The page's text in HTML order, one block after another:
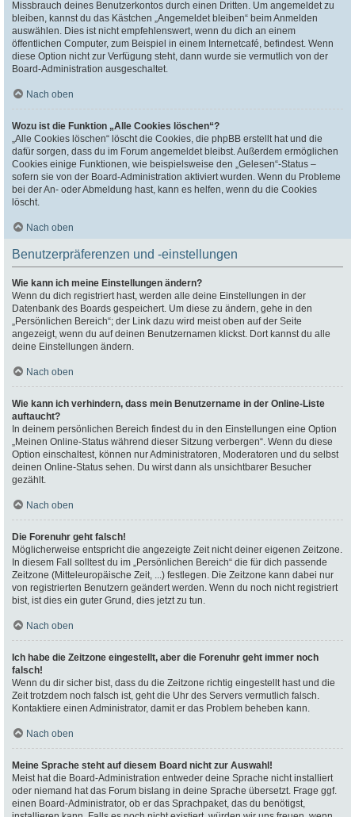
Missbrauch deines Benutzerkontos durch einen Dritten. Um angemeldet zu
bleiben, kannst du das Kästchen „Angemeldet bleiben“ beim Anmelden
auswählen. Dies ist nicht empfehlenswert, wenn du dich an einem
öffentlichen Computer, zum Beispiel in einem Internetcafé, befindest. Wenn
diese Option nicht zur Verfügung steht, dann wurde sie vermutlich von der
Board-Administration ausgeschaltet.
Nach oben
Wozu ist die Funktion „Alle Cookies löschen“?
„Alle Cookies löschen“ löscht die Cookies, die phpBB erstellt hat und die
dafür sorgen, dass du im Forum angemeldet bleibst. Außerdem ermöglichen
Cookies einige Funktionen, wie beispielsweise den „Gelesen“-Status –
sofern sie von der Board-Administration aktiviert wurden. Wenn du Probleme
bei der An- oder Abmeldung hast, kann es helfen, wenn du die Cookies
löscht.
Nach oben
Benutzerpräferenzen und -einstellungen
Wie kann ich meine Einstellungen ändern?
Wenn du dich registriert hast, werden alle deine Einstellungen in der
Datenbank des Boards gespeichert. Um diese zu ändern, gehe in den
„Persönlichen Bereich“; der Link dazu wird meist oben auf der Seite
angezeigt, wenn du auf deinen Benutzernamen klickst. Dort kannst du alle
deine Einstellungen ändern.
Nach oben
Wie kann ich verhindern, dass mein Benutzername in der Online-Liste
auftaucht?
In deinem persönlichen Bereich findest du in den Einstellungen eine Option
„Meinen Online-Status während dieser Sitzung verbergen“. Wenn du diese
Option einschaltest, können nur Administratoren, Moderatoren und du selbst
deinen Online-Status sehen. Du wirst dann als unsichtbarer Besucher
gezählt.
Nach oben
Die Forenuhr geht falsch!
Möglicherweise entspricht die angezeigte Zeit nicht deiner eigenen Zeitzone.
In diesem Fall solltest du im „Persönlichen Bereich“ die für dich passende
Zeitzone (Mitteleuropäische Zeit, ...) festlegen. Die Zeitzone kann dabei nur
von registrierten Benutzern geändert werden. Wenn du noch nicht registriert
bist, ist dies ein guter Grund, dies jetzt zu tun.
Nach oben
Ich habe die Zeitzone eingestellt, aber die Forenuhr geht immer noch
falsch!
Wenn du dir sicher bist, dass du die Zeitzone richtig eingestellt hast und die
Zeit trotzdem noch falsch ist, geht die Uhr des Servers vermutlich falsch.
Kontaktiere einen Administrator, damit er das Problem beheben kann.
Nach oben
Meine Sprache steht auf diesem Board nicht zur Auswahl!
Meist hat die Board-Administration entweder deine Sprache nicht installiert
oder niemand hat das Forum bislang in deine Sprache übersetzt. Frage ggf.
einen Board-Administrator, ob er das Sprachpaket, das du benötigst,